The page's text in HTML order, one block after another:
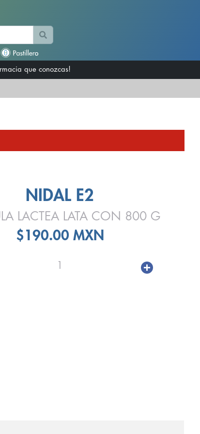
que conozcas!
NIDAL E2
LACTEA LATA CON 800 G
$190.00 MXN
1